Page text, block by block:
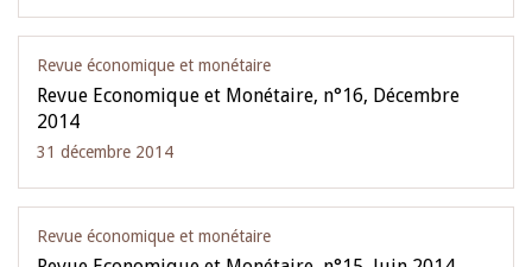
Revue économique et monétaire
Revue Economique et Monétaire, n°16, Décembre
2014
31 décembre 2014
Revue économique et monétaire